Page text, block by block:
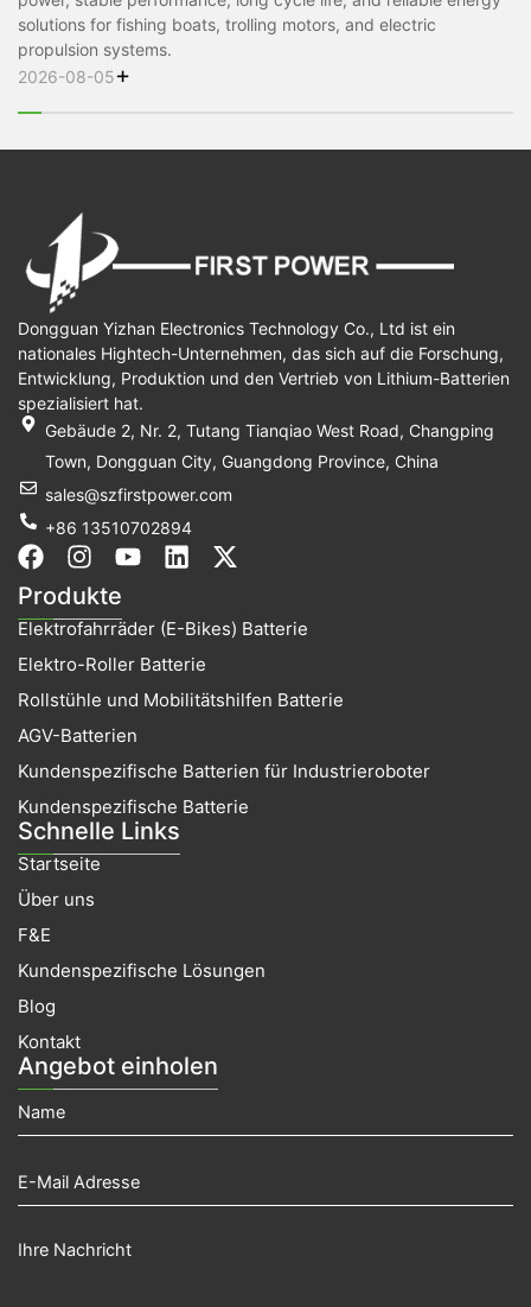
solutions for fishing boats, trolling motors, and electric
propulsion systems.
2026-08-05+
Dongguan Yizhan Electronics Technology Co., Ltd ist ein
nationales Hightech-Unternehmen, das sich auf die Forschung,
Entwicklung, Produktion und den Vertrieb von Lithium-Batterien
spezialisiert hat.
Gebäude 2, Nr. 2, Tutang Tianqiao West Road, Changping
Town, Dongguan City, Guangdong Province, China
sales@szfirstpower.com
+86 13510702894
F
a
c
e
b
o
o
k
I
n
s
t
a
g
r
a
m
Y
t
u
b
e
L
k
e
d
i
X
w
t
t
r
Produkte
Elektrofahrräder (E-Bikes) Batterie
Elektro-Roller Batterie
Rollstühle und Mobilitätshilfen Batterie
AGV-Batterien
Kundenspezifische Batterien für Industrieroboter
Kundenspezifische Batterie
Schnelle Links
Startseite
Über uns
F&E
Kundenspezifische Lösungen
Blog
Kontakt
Angebot einholen